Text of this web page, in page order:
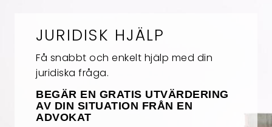
JURIDISK HJÄLP
Få snabbt och enkelt hjälp med din
juridiska fråga.
BEGÄR EN GRATIS UTVÄRDERING
AV DIN SITUATION FRÅN EN
ADVOKAT